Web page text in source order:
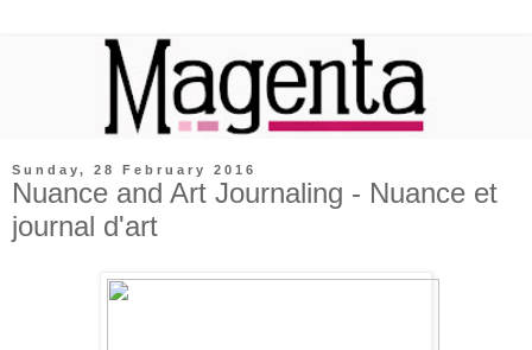
Sunday, 28 February 2016
Nuance and Art Journaling - Nuance et
journal d'art